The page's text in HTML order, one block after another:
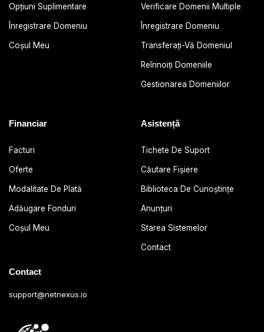
Opțiuni Suplimentare
Înregistrare Domeniu
Coșul Meu
Verificare Domenii Multiple
Înregistrare Domeniu
Transferați-Vă Domeniul
Reînnoiți Domeniile
Gestionarea Domeniilor
Financiar
Facturi
Oferte
Modalitate De Plată
Adăugare Fonduri
Coșul Meu
Asistență
Tichete De Suport
Căutare Fișiere
Biblioteca De Cunoștințe
Anunțuri
Starea Sistemelor
Contact
Contact
support@netnexus.io